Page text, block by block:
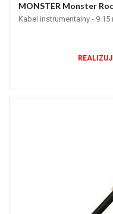
MONSTER Monster
Kabel instrumentalny - 9.15